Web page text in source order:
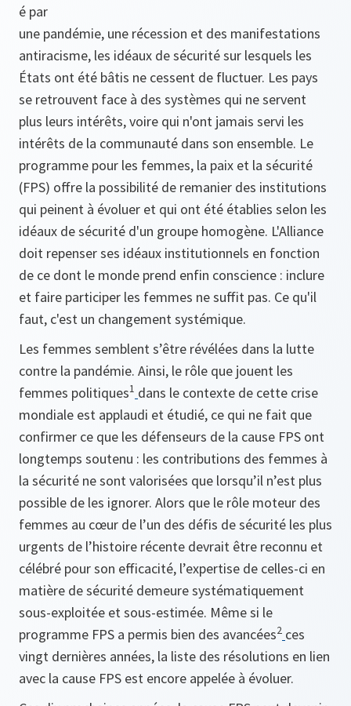
é par
une pandémie, une récession et des manifestations
antiracisme, les idéaux de sécurité sur lesquels les
États ont été bâtis ne cessent de fluctuer. Les pays
se retrouvent face à des systèmes qui ne servent
plus leurs intérêts, voire qui n'ont jamais servi les
intérêts de la communauté dans son ensemble. Le
programme pour les femmes, la paix et la sécurité
(FPS) offre la possibilité de remanier des institutions
qui peinent à évoluer et qui ont été établies selon les
idéaux de sécurité d'un groupe homogène. L'Alliance
doit repenser ses idéaux institutionnels en fonction
de ce dont le monde prend enfin conscience : inclure
et faire participer les femmes ne suffit pas. Ce qu'il
faut, c'est un changement systémique.
Les femmes semblent s’être révélées dans la lutte
contre la pandémie. Ainsi, le rôle que jouent les
femmes politiques1 dans le contexte de cette crise
mondiale est applaudi et étudié, ce qui ne fait que
confirmer ce que les défenseurs de la cause FPS ont
longtemps soutenu : les contributions des femmes à
la sécurité ne sont valorisées que lorsqu’il n’est plus
possible de les ignorer. Alors que le rôle moteur des
femmes au cœur de l’un des défis de sécurité les plus
urgents de l’histoire récente devrait être reconnu et
célébré pour son efficacité, l’expertise de celles-ci en
matière de sécurité demeure systématiquement
sous-exploitée et sous-estimée. Même si le
programme FPS a permis bien des avancées2 ces
vingt dernières années, la liste des résolutions en lien
avec la cause FPS est encore appelée à évoluer.